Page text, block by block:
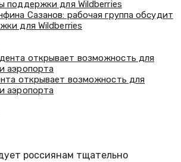
Сазанов: рабочая группа обсудит
для Wildberries
открывает возможность для
аэропорта
россиянам тщательно